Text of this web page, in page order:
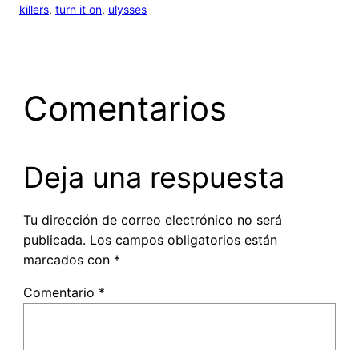
killers, turn it on, ulysses
Comentarios
Deja una respuesta
Tu dirección de correo electrónico no será
publicada. Los campos obligatorios están
marcados con *
Comentario *